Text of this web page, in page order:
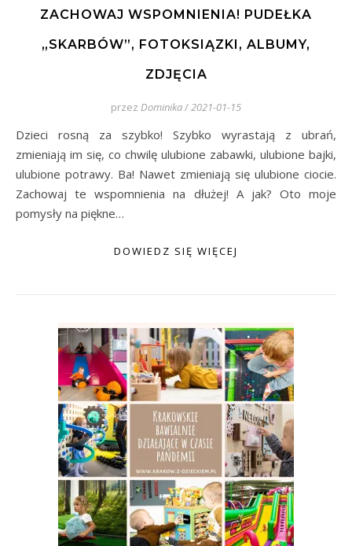
ZACHOWAJ WSPOMNIENIA! PUDEŁKA
„SKARBÓW”, FOTOKSIĄZKI, ALBUMY,
ZDJĘCIA
przez Dominika/2021-01-15
Dzieci rosną za szybko! Szybko wyrastają z ubrań,
zmieniają im się, co chwilę ulubione zabawki, ulubione bajki,
ulubione potrawy. Ba! Nawet zmieniają się ulubione ciocie.
Zachowaj te wspomnienia na dłużej! A jak? Oto moje
pomysły na piękne…
DOWIEDZ SIĘ WIĘCEJ